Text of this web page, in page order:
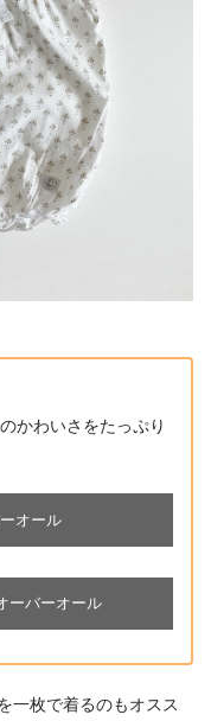
かわいさをたっぷり
オール
ーバーオール
一枚で着るのもオスス